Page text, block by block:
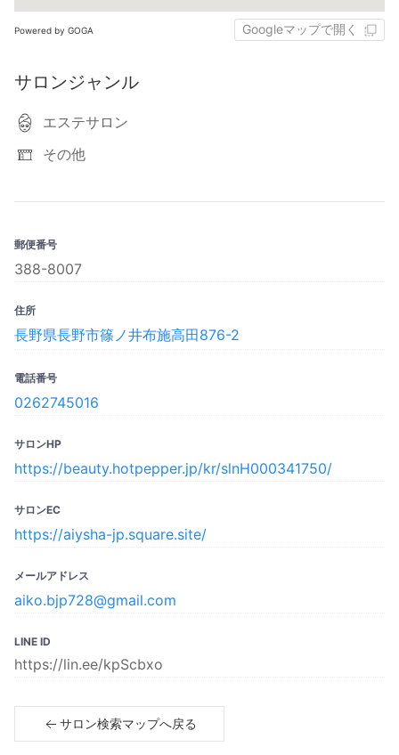
Powered by GOGA Googleマップで開く
サロンジャンル
エステサロン
その他
郵便番号
388-8007
住所
長野県長野市篠ノ井布施高田876-2
電話番号
0262745016
サロンHP
https://beauty.hotpepper.jp/kr/slnH000341750/
サロンEC
https://aiysha-jp.square.site/
メールアドレス
aiko.bjp728@gmail.com
LINE ID
https://lin.ee/kpScbxo
サロン検索マップへ戻る